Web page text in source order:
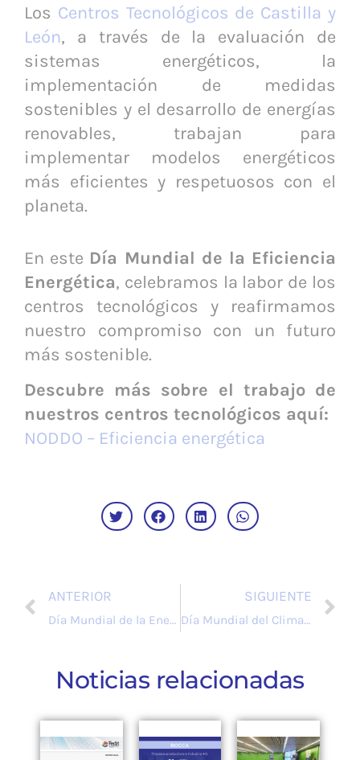
Los Centros Tecnológicos de Castilla y
León, a través de la evaluación de
sistemas energéticos, la
implementación de medidas
sostenibles y el desarrollo de energías
renovables, trabajan para
implementar modelos energéticos
más eficientes y respetuosos con el
planeta.
En este Día Mundial de la Eficiencia
Energética, celebramos la labor de los
centros tecnológicos y reafirmamos
nuestro compromiso con un futuro
más sostenible.
Descubre más sobre el trabajo de
nuestros centros tecnológicos aquí:
NODDO – Eficiencia energética
ANTERIOR
Día Mundial de la Energía: Compromiso con un futuro energético sostenible
SIGUIENTE
Día Mundial del Clima: tecnología que cultiva soluciones desde el terreno
Noticias relacionadas